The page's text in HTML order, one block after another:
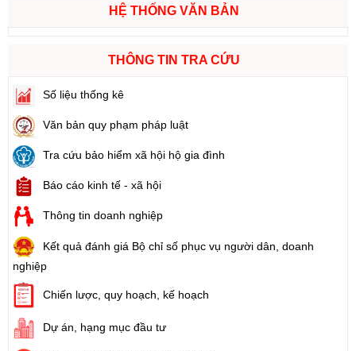
HỆ THỐNG VĂN BẢN
THÔNG TIN TRA CỨU
Số liệu thống kê
Văn bản quy phạm pháp luật
Tra cứu bảo hiểm xã hội hộ gia đình
Báo cáo kinh tế - xã hội
Thông tin doanh nghiệp
Kết quả đánh giá Bộ chỉ số phục vụ người dân, doanh
nghiệp
Chiến lược, quy hoạch, kế hoạch
Dự án, hạng mục đầu tư